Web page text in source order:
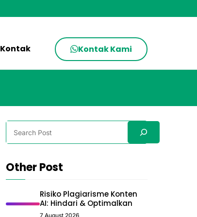
Kontak Kontak Kami
Other Post
Risiko Plagiarisme Konten
AI: Hindari & Optimalkan
7 August 2026